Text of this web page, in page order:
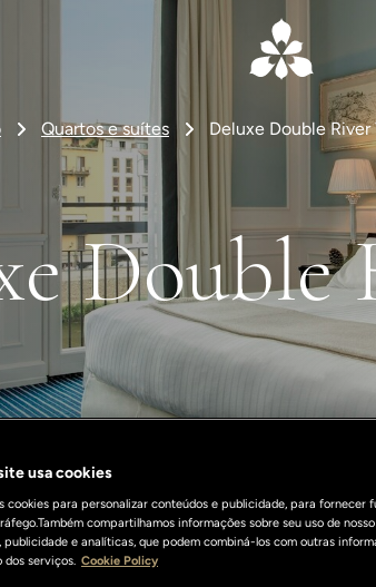
Quartos e suítes Deluxe Double
Double
usa cookies
cookies para personalizar conteúdos e publicidade, para fornecer
compartilhamos informações sobre seu uso de
publicidade e analíticas, que podem combiná-los com outras
dos serviços. Cookie Policy